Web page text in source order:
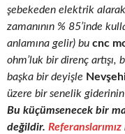
şebekeden elektrik
zamanının % 85’inde
anlamına gelir) bu cnc
ohm’luk bir direnç
başka bir deyişle
üzere bir senelik
Bu küçümsenecek bir
değildir. Referanslarımız